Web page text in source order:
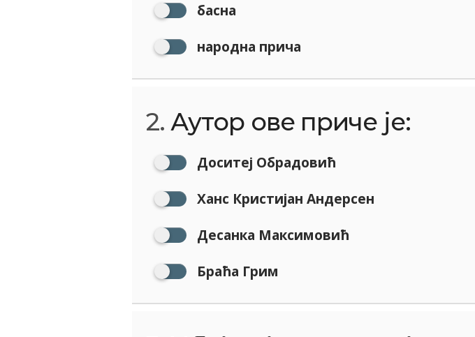
басна
народна прича
2. Аутор ове приче је:
Доситеј Обрадовић
Ханс Кристијан Андерсен
Десанка Максимовић
Браћа Грим